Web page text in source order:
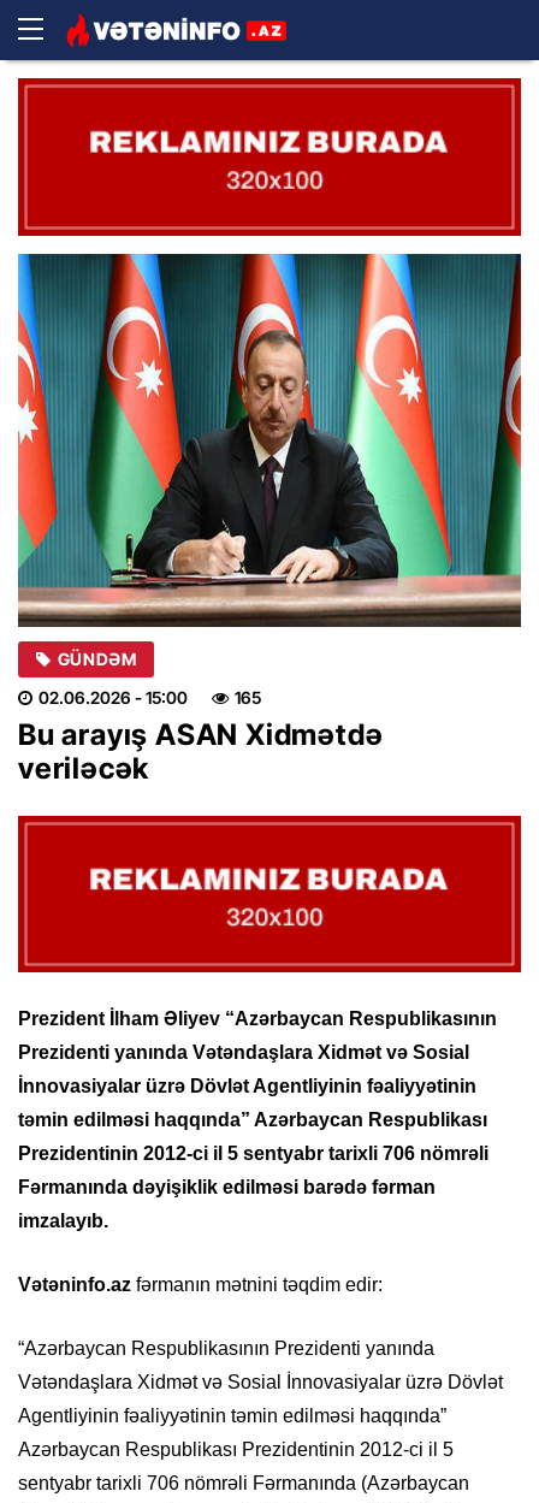
GÜNDƏM
02.06.2026 - 15:00 165
Bu arayış ASAN Xidmətdə
veriləcək
Prezident İlham Əliyev “Azərbaycan Respublikasının
Prezidenti yanında Vətəndaşlara Xidmət və Sosial
İnnovasiyalar üzrə Dövlət Agentliyinin fəaliyyətinin
təmin edilməsi haqqında” Azərbaycan Respublikası
Prezidentinin 2012-ci il 5 sentyabr tarixli 706 nömrəli
Fərmanında dəyişiklik edilməsi barədə fərman
imzalayıb.
Vətəninfo.az fərmanın mətnini təqdim edir:
“Azərbaycan Respublikasının Prezidenti yanında
Vətəndaşlara Xidmət və Sosial İnnovasiyalar üzrə Dövlət
Agentliyinin fəaliyyətinin təmin edilməsi haqqında”
Azərbaycan Respublikası Prezidentinin 2012-ci il 5
sentyabr tarixli 706 nömrəli Fərmanında (Azərbaycan